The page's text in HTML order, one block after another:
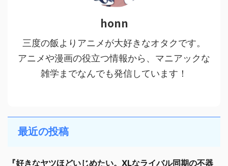
honn
三度の飯よりアニメが大好きなオタクです。
アニメや漫画の役立つ情報から、マニアックな
雑学までなんでも発信しています！
最近の投稿
『好きなヤツほどいじめたい。XLなライバル同期の不器